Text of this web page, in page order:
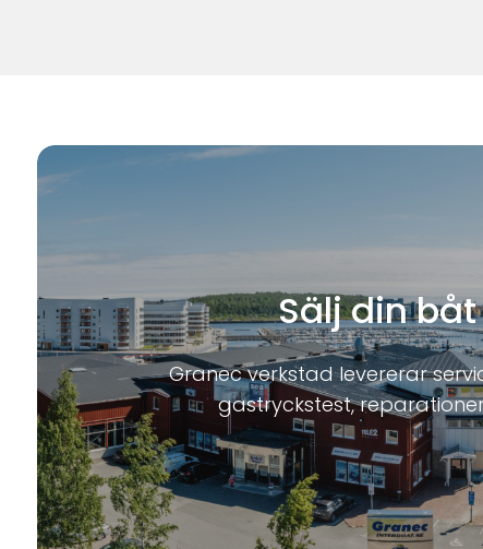
Sälj din båt
Granec verkstad levererar
gastryckstest,